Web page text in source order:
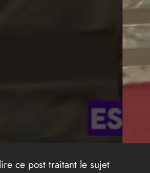
ce post traitant le sujet